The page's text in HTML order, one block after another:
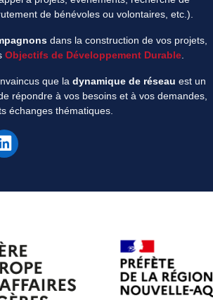
de bénévoles ou volontaires, etc.).
dans la construction de vos projets,
Objectifs de Développement Durable
que la dynamique de réseau est un
répondre à vos besoins et à vos demandes,
échanges thématiques.